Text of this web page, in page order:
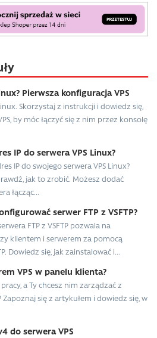
Pierwsza konfiguracja VPS
Skorzystaj z instrukcji i dowiedz się,
by móc łączyć się z nim przez konsolę
IP do serwera VPS Linux?
IP do swojego serwera VPS Linux?
jak to zrobić. Możesz dodać
łącząc...
serwer FTP z VSFTP?
FTP z VSFTP pozwala na
klientem i serwerem za pomocą
Dowiedz się, jak zainstalować i...
VPS w panelu klienta?
a Ty chcesz nim zarządzać z
się z artykułem i dowiedz się, w
do serwera VPS